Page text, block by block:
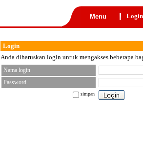
Menu Login
Login
Anda diharuskan login untuk mengakses beberapa
Nama login
Password
simpan